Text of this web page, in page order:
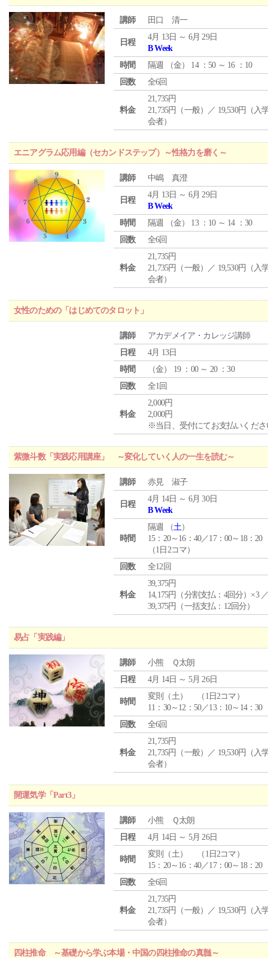
講師 田口 清一
日程
4月 13日 ～ 6月 29日
B Week
時間
隔週 （金） 14 ：50 ～ 16 ：10
回数
全6回
料金
21,735円
21,735円（一般）／ 19,530円（入
会者）
エニアグラム応用編（セカンドステップ）～性格力を磨く～
講師 中嶋 真澄
日程
4月 13日 ～ 6月 29日
B Week
時間
隔週 （金） 13 ：10 ～ 14 ：30
回数
全6回
料金
21,735円
21,735円（一般）／ 19,530円（入
会者）
女性のための「はじめてのタロット」
講師
アカデメイア・カレッジ講師
日程
4月 13日
時間
（金） 19 ：00 ～ 20 ：30
回数
全1回
料金
2,000円
2,000円
※当日、受付にてお支払いくださ
紫微斗数「実践応用講座」 ～変化していく人の一生を読む～
講師 赤見 淑子
日程
4月 14日 ～ 6月 30日
B Week
時間
隔週 （土）
15：20～16：40／17：00～18：20
（1日2コマ）
回数
全12回
料金
39,375円
14,175円（分割支払：4回分）×3
39,375円（一括支払：12回分）
易占「実践編」
講師
小熊 Ｑ太朗
日程
4月 14日 ～ 5月 26日
時間
変則（土） （1日2コマ）
11：30～12：50／13：10～14：30
回数
全6回
料金
21,735円
21,735円（一般）／ 19,530円（入
会者）
開運気学「Part3」
講師
小熊 Ｑ太朗
日程
4月 14日 ～ 5月 26日
時間
変則（土） （1日2コマ）
15：20～16：40／17：00～18：20
回数
全6回
料金
21,735円
21,735円（一般）／ 19,530円（入
会者）
四柱推命 ～基礎から学ぶ本場・中国の四柱推命の真髄～